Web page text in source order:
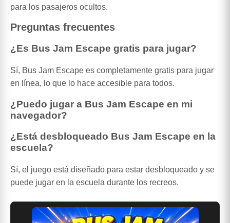
para los pasajeros ocultos.
Preguntas frecuentes
¿Es Bus Jam Escape gratis para jugar?
Sí, Bus Jam Escape es completamente gratis para jugar
en línea, lo que lo hace accesible para todos.
¿Puedo jugar a Bus Jam Escape en mi
navegador?
¿Está desbloqueado Bus Jam Escape en la
escuela?
Sí, el juego está diseñado para estar desbloqueado y se
puede jugar en la escuela durante los recreos.